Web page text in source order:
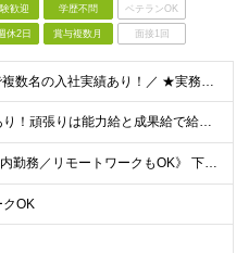
歓迎 学歴不問 ベテランOK
休2日 賞与複数月 面接1回
＼type経由で複数名の入社実績あり！／ ★実務未経験の方もOK！ ★学歴不問 【下記いずれかに当てはまる方】 ★ITスクールで学ばれている方 ★独学でプログラミングを勉強している方、またはIT資格
＼家賃補助あり！頑張りは能力給と成果給で給与に還元！／ ★賞与3か月分&資格手当も充実 ★社宅制度あり（当社契約の賃貸住宅の場合は家賃を50％負担／最大5万円） ※社宅制度をご利用される場合は、礼金
《100％自社内勤務／リモートワークもOK》 下記いずれかでの勤務となりますのでお選びください（ご希望に沿わない配属はありません） ■東京本社／東京都台東区浅草橋5-5-5 キムラビル4F ■広島オ
クOK